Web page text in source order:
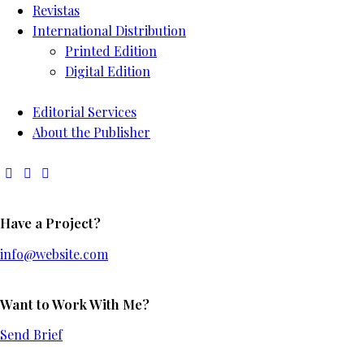
Revistas
International Distribution
Printed Edition
Digital Edition
Editorial Services
About the Publisher
Have a Project?
info@website.com
Want to Work With Me?
Send Brief